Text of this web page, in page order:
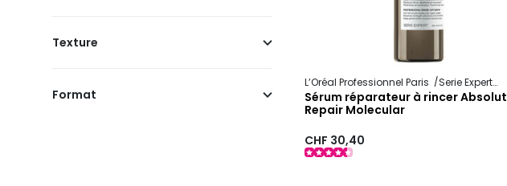
Texture
Format
L’Oréal Professionnel Paris Serie Expert
Sérum réparateur à rincer Absolut
Repair Molecular
CHF 30,40